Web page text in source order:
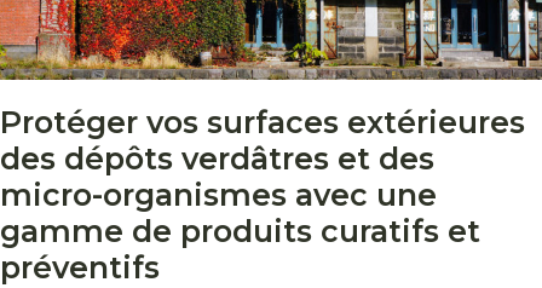
Protéger vos surfaces extérieures
des dépôts verdâtres et des
micro-organismes avec une
gamme de produits curatifs et
préventifs